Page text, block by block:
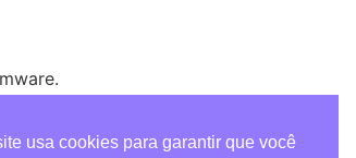
Porque, no fim, não se
usa cookies para garantir que você